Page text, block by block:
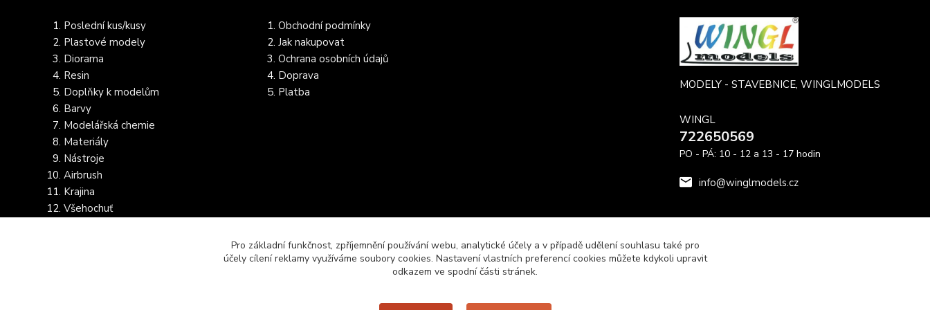
Poslední kus/kusy
Plastové modely
Diorama
Resin
Doplňky k modelům
Barvy
Modelářská chemie
Materiály
Nástroje
Airbrush
Krajina
Všehochuť
Obchodní podmínky
Jak nakupovat
Ochrana osobních údajů
Doprava
Platba
MODELY - STAVEBNICE, WINGLMODELS
WINGL
722650569
PO - PÁ: 10 - 12 a 13 - 17 hodin
info@winglmodels.cz
Pro základní funkčnost, zpříjemnění používání webu, analytické účely a v případě udělení souhlasu také pro
účely cílení reklamy využíváme soubory cookies. Nastavení vlastních preferencí cookies můžete kdykoli upravit
odkazem ve spodní části stránek.